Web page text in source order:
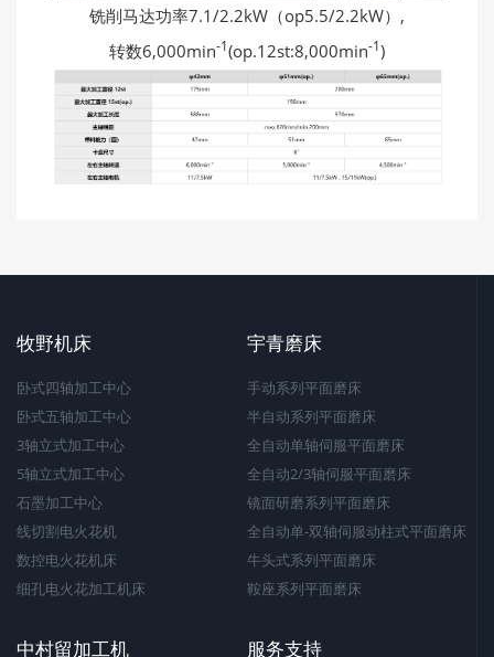
铣削马达功率7.1/2.2kW（op5.5/2.2kW）,
转数6,000min-1(op.12st:8,000min-1)
牧野机床
卧式四轴加工中心
卧式五轴加工中心
3轴立式加工中心
5轴立式加工中心
石墨加工中心
线切割电火花机
数控电火花机床
细孔电火花加工机床
宇青磨床
手动系列平面磨床
半自动系列平面磨床
全自动单轴伺服平面磨床
全自动2/3轴伺服平面磨床
镜面研磨系列平面磨床
全自动单-双轴伺服动柱式平面磨床
牛头式系列平面磨床
鞍座系列平面磨床
中村留加工机 服务支持